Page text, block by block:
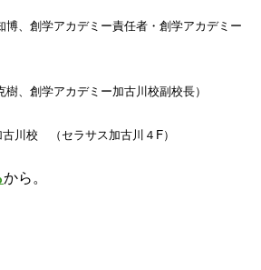
、創学アカデミー責任者・創学アカデミー
学アカデミー加古川校副校長）
川校 （セラサス加古川４F）
から。